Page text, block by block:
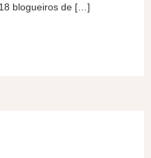
blogueiros de […]